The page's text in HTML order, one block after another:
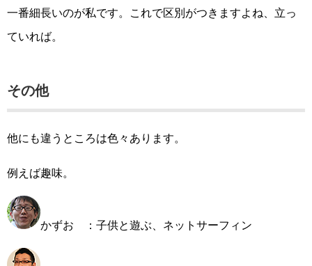
一番細長いのが私です。これで区別がつきますよね、立っ
ていれば。
その他
他にも違うところは色々あります。
例えば趣味。
かずお ：子供と遊ぶ、ネットサーフィン